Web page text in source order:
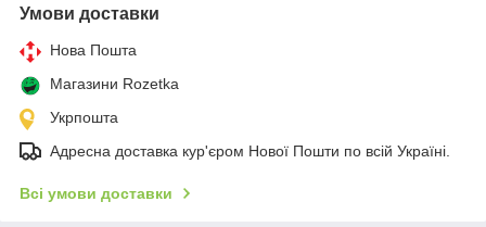
Умови доставки
Нова Пошта
Магазини Rozetka
Укрпошта
Адресна доставка кур'єром Нової Пошти по всій Україні.
Всі умови доставки